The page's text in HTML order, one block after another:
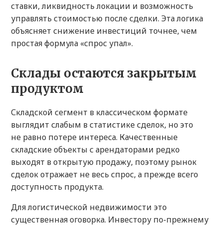
ставки, ликвидность локации и возможность
управлять стоимостью после сделки. Эта логика
объясняет снижение инвестиций точнее, чем
простая формула «спрос упал».
Склады остаются закрытым
продуктом
Складской сегмент в классическом формате
выглядит слабым в статистике сделок, но это
не равно потере интереса. Качественные
складские объекты с арендаторами редко
выходят в открытую продажу, поэтому рынок
сделок отражает не весь спрос, а прежде всего
доступность продукта.
Для логистической недвижимости это
существенная оговорка. Инвестору по-прежнему